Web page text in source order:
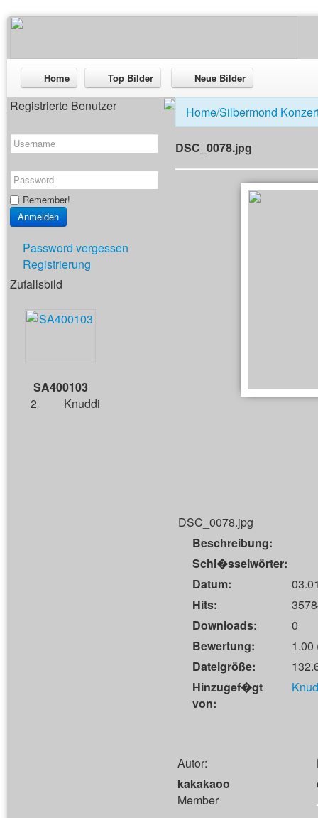
Home Top Bilder Neue Bilder
Registrierte Benutzer
Remember!
Password vergessen
Registrierung
Zufallsbild
SA400103
2
Knuddi
Home/Silbermond
DSC_0078.jpg
DSC_0078.jpg
Beschreibung:
Schl�sselwörter:
Datum:
Hits:
Downloads:
0
Bewertung:
1.00
Dateigröße:
Hinzugef�gt
von:
Autor:
kakakaoo
Member